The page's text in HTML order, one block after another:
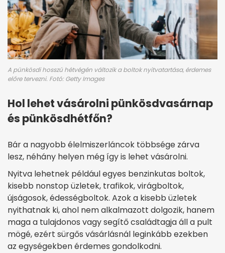
A pünkösdi hosszú hétvégén változik a boltok nyitvatartása, érdemes
előre tervezni. Fotó: Getty Images
Hol lehet vásárolni pünkösdvasárnap
és pünkösdhétfőn?
Bár a nagyobb élelmiszerláncok többsége zárva
lesz, néhány helyen még így is lehet vásárolni.
Nyitva lehetnek például egyes benzinkutas boltok,
kisebb nonstop üzletek, trafikok, virágboltok,
újságosok, édességboltok. Azok a kisebb üzletek
nyithatnak ki, ahol nem alkalmazott dolgozik, hanem
maga a tulajdonos vagy segítő családtagja áll a pult
mögé, ezért sürgős vásárlásnál leginkább ezekben
az egységekben érdemes gondolkodni.